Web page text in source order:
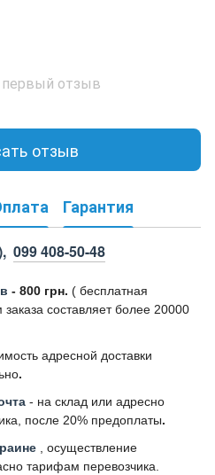
отзыв
отзыв
Гарантия
099 408-50-48
- 800 грн. ( бесплатная
составляет более 20000
адресной доставки
.
- на склад или адресно
после 20% предоплаты.
, осуществление
тарифам перевозчика.